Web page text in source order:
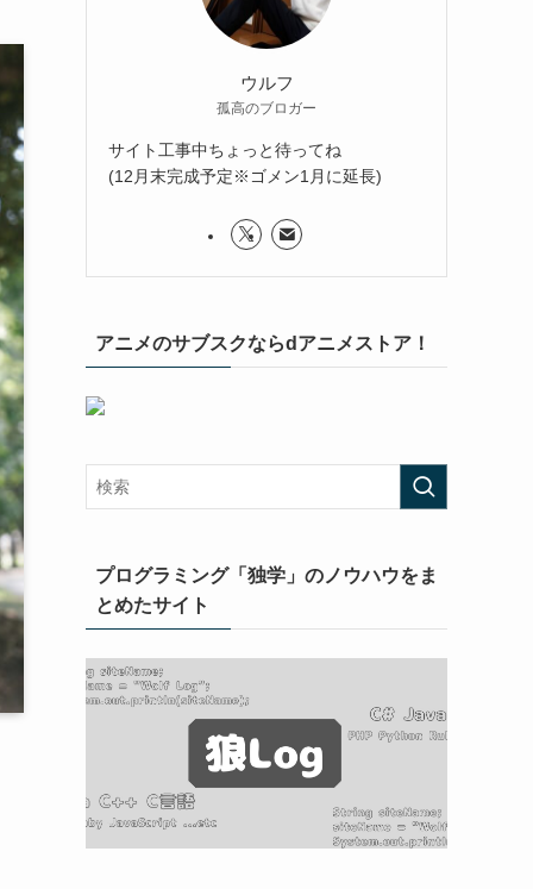
ウルフ
孤高のブロガー
サイト工事中ちょっと待ってね
(12月末完成予定※ゴメン1月に延長)
アニメのサブスクならdアニメストア！
プログラミング「独学」のノウハウをま
とめたサイト